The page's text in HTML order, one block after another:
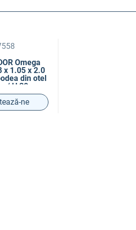
Omega
x 1.05 x 2.0
din otel
/ H 30 m
ne